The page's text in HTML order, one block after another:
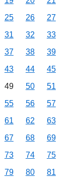
25 26
27
31 32
33
37 38
39
43 44
45
49 50
51
55 56
57
61 62
63
67 68
69
73 74
75
79 80
81